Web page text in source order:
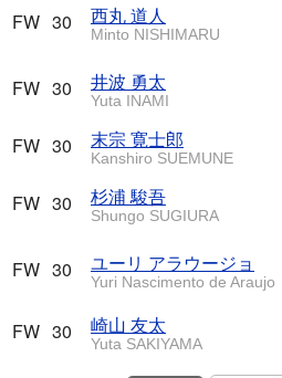
FW 30 西丸 道人
Minto NISHIMARU
FW 30 井波 勇太
Yuta INAMI
FW 30 末宗 寛士郎
Kanshiro SUEMUNE
FW 30 杉浦 駿吾
Shungo SUGIURA
FW 30 ユーリ アラウージョ
Yuri Nascimento de Araujo
FW 30 崎山 友太
Yuta SAKIYAMA